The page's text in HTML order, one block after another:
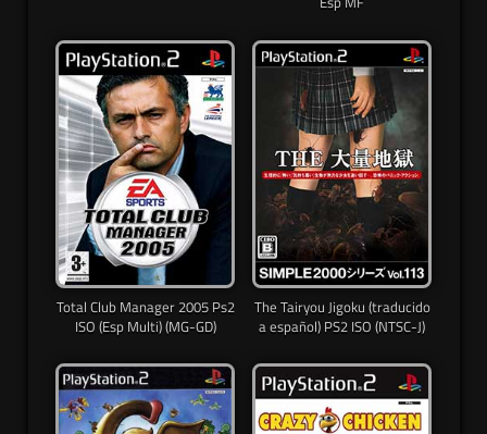
Total Club Manager 2005 Ps2
ISO (Esp Multi) (MG-GD)
The Tairyou Jigoku (traducido
a español) PS2 ISO (NTSC-J)